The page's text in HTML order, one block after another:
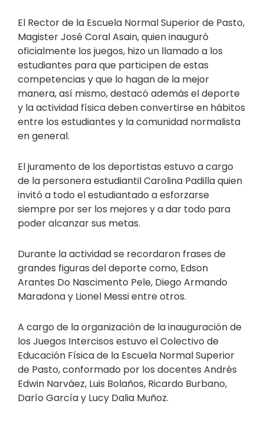
El Rector de la Escuela Normal Superior de Pasto,
Magister José Coral Asain, quien inauguró
oficialmente los juegos, hizo un llamado a los
estudiantes para que participen de estas
competencias y que lo hagan de la mejor
manera, así mismo, destacó además el deporte
y la actividad física deben convertirse en hábitos
entre los estudiantes y la comunidad normalista
en general.
El juramento de los deportistas estuvo a cargo
de la personera estudiantil Carolina Padilla quien
invitó a todo el estudiantado a esforzarse
siempre por ser los mejores y a dar todo para
poder alcanzar sus metas.
Durante la actividad se recordaron frases de
grandes figuras del deporte como, Edson
Arantes Do Nascimento Pele, Diego Armando
Maradona y Lionel Messi entre otros.
A cargo de la organización de la inauguración de
los Juegos Intercisos estuvo el Colectivo de
Educación Física de la Escuela Normal Superior
de Pasto, conformado por los docentes Andrés
Edwin Narváez, Luis Bolaños, Ricardo Burbano,
Darío García y Lucy Dalia Muñoz.